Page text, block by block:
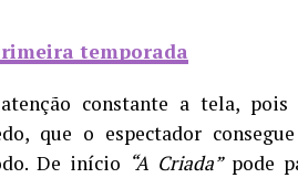
temporada
constante a tela, pois
que o espectador
De início “A Criada”pode